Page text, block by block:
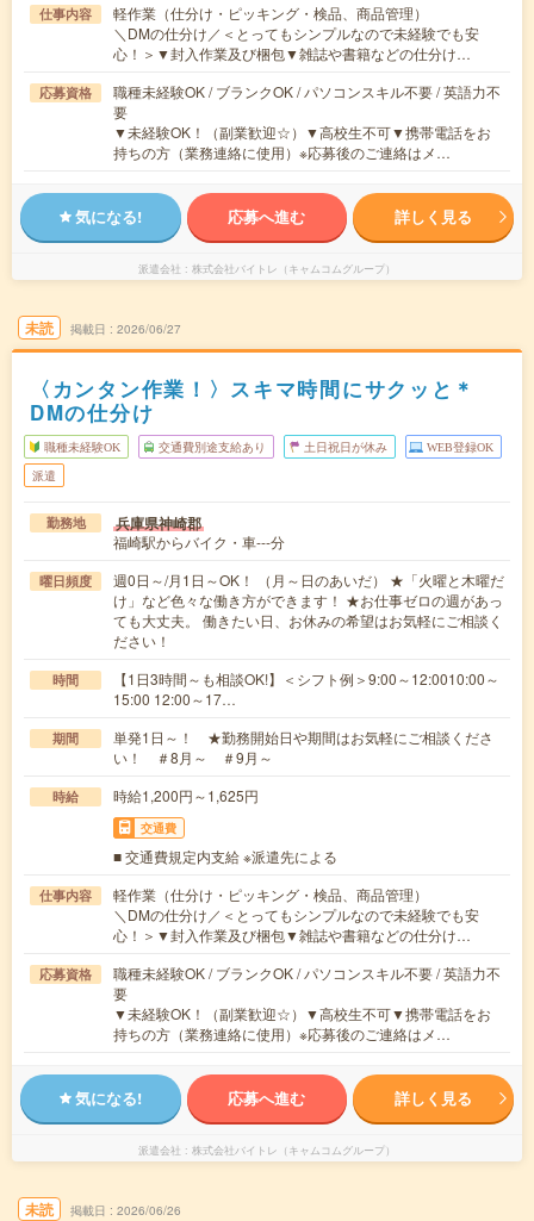
仕事内容
軽作業（仕分け・ピッキング・検品、商品管理）
＼DMの仕分け／＜とってもシンプルなので未経験でも安
心！＞▼封入作業及び梱包▼雑誌や書籍などの仕分け…
応募資格
職種未経験OK / ブランクOK / パソコンスキル不要 / 英語力不
要
▼未経験OK！（副業歓迎☆）▼高校生不可▼携帯電話をお
持ちの方（業務連絡に使用）※応募後のご連絡はメ…
気になる! 応募へ進む 詳しく見る
派遣会社 株式会社バイトレ（キャムコムグループ）
未読 掲載日 2026/06/27
〈カンタン作業！〉スキマ時間にサクッと＊
DMの仕分け
職種未経験OK 交通費別途支給あり 土日祝日が休み WEB登録OK
派遣
勤務地 兵庫県神崎郡
福崎駅からバイク・車---分
曜日頻度
週0日～/月1日～OK！ （月～日のあいだ） ★「火曜と木曜だ
け」など色々な働き方ができます！ ★お仕事ゼロの週があっ
ても大丈夫。 働きたい日、お休みの希望はお気軽にご相談く
ださい！
時間
【1日3時間～も相談OK!】＜シフト例＞9:00～12:0010:00～
15:00 12:00～17…
期間
単発1日～！ ★勤務開始日や期間はお気軽にご相談くださ
い！ ＃8月～ ＃9月～
時給 時給1,200円～1,625円
交通費
■ 交通費規定内支給 ※派遣先による
仕事内容
軽作業（仕分け・ピッキング・検品、商品管理）
＼DMの仕分け／＜とってもシンプルなので未経験でも安
心！＞▼封入作業及び梱包▼雑誌や書籍などの仕分け…
応募資格
職種未経験OK / ブランクOK / パソコンスキル不要 / 英語力不
要
▼未経験OK！（副業歓迎☆）▼高校生不可▼携帯電話をお
持ちの方（業務連絡に使用）※応募後のご連絡はメ…
気になる! 応募へ進む 詳しく見る
派遣会社 株式会社バイトレ（キャムコムグループ）
未読 掲載日 2026/06/26